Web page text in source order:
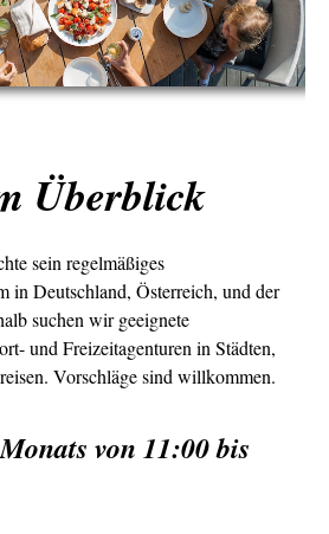
Überblick
sein regelmäßiges
in Deutschland, Österreich, und der
suchen wir geeignete
und Freizeitagenturen in Städten,
Vorschläge sind willkommen.
von 11:00 bis